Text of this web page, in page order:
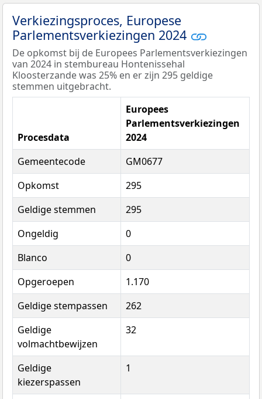
Verkiezingsproces, Europese
Parlementsverkiezingen 2024
De opkomst bij de Europees Parlementsverkiezingen
van 2024 in stembureau Hontenissehal
Kloosterzande was 25% en er zijn 295 geldige
stemmen uitgebracht.
Procesdata
Europees
Parlementsverkiezingen
2024
Gemeentecode
GM0677
Opkomst
295
Geldige stemmen
295
Ongeldig
0
Blanco
0
Opgeroepen
1.170
Geldige stempassen
262
Geldige
volmachtbewijzen
32
Geldige
kiezerspassen
1